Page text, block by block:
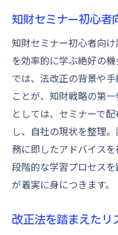
知財セミナー初心者
知財セミナー初心者向
を効率的に学ぶ絶好の
では、法改正の背景や
ことが、知財戦略の第
としては、セミナーで
し、自社の現状を整理
務に即したアドバイスを
段階的な学習プロセス
が着実に身につきます。
改正法を踏まえたリ